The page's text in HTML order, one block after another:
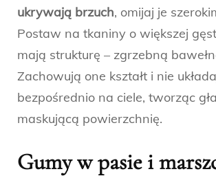
ukrywają brzuch, omijaj je
Postaw na tkaniny o większej
mają strukturę – zgrzebną
Zachowują one kształt i nie
bezpośrednio na ciele, tworząc
maskującą powierzchnię.
Gumy w pasie i